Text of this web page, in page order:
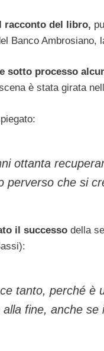
racconto del libro,
Banco
sotto processo
è stata girata
ottanta
perverso che si
il successo della
tanto, perché
fine, anche